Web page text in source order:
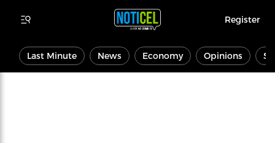
Register
Last Minute News Economy Opinions